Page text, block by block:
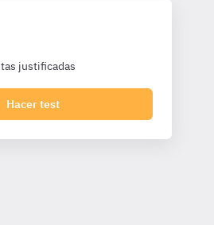
justificadas
Hacer test